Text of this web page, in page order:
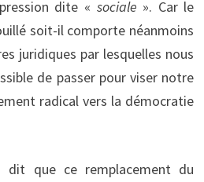
dite « sociale ». Car le
soit-il comporte néanmoins
juridiques par lesquelles nous
de passer pour viser notre
radical vers la démocratie
dit que ce remplacement du